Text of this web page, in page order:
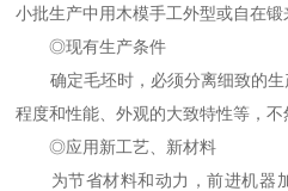
小批生产中用木模手工外型或自在锻
◎现有生产条件
确定毛坯时，必须分离细致的生
程度和性能、外观的大致特性等，不
◎应用新工艺、新材料
为节省材料和动力，前进机器